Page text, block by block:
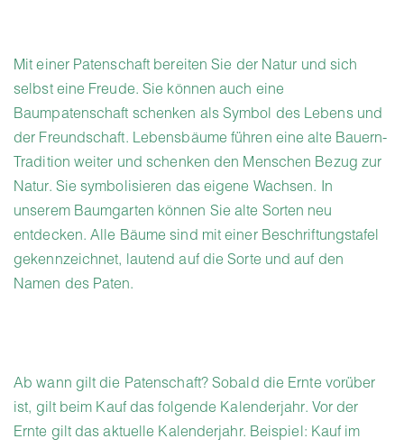
Mit einer Patenschaft bereiten Sie der Natur und sich
selbst eine Freude. Sie können auch eine
Baumpatenschaft schenken als Symbol des Lebens und
der Freundschaft. Lebensbäume führen eine alte Bauern-
Tradition weiter und schenken den Menschen Bezug zur
Natur. Sie symbolisieren das eigene Wachsen. In
unserem Baumgarten können Sie alte Sorten neu
entdecken. Alle Bäume sind mit einer Beschriftungstafel
gekennzeichnet, lautend auf die Sorte und auf den
Namen des Paten.
Ab wann gilt die Patenschaft? Sobald die Ernte vorüber
ist, gilt beim Kauf das folgende Kalenderjahr. Vor der
Ernte gilt das aktuelle Kalenderjahr. Beispiel: Kauf im